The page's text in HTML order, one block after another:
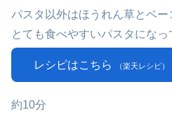
パスタ以外はほうれん草とベー
とても食べやすいパスタになっ
レシピはこちら （楽天レシピ）
約10分